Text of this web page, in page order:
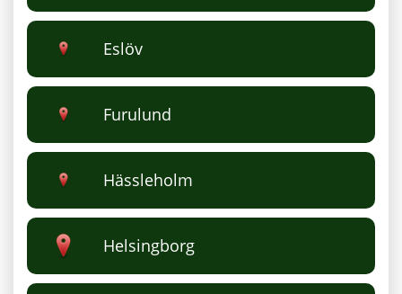
Eslöv
Furulund
Hässleholm
Helsingborg